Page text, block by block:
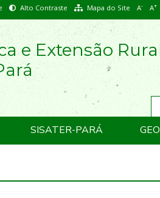
Alto Contraste Mapa do Site A- A+
e Extensão
SISATER-PARÁ